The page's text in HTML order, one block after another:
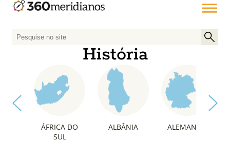
P
s
História
ÁFRICA DO
SUL
ALBÂNIA ALEMANHA